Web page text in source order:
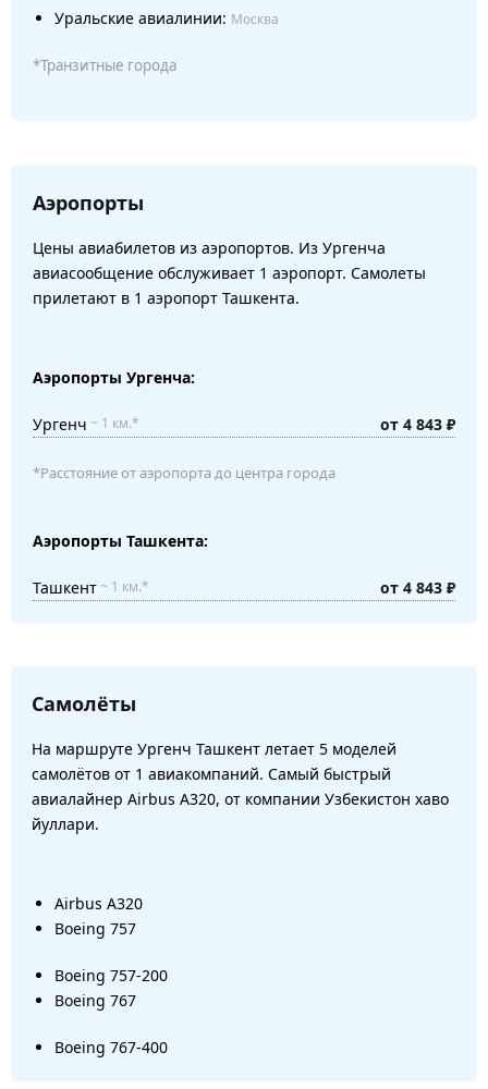
Уральские авиалинии: Москва
*Транзитные города
Аэропорты
Цены авиабилетов из аэропортов. Из Ургенча
авиасообщение обслуживает 1 аэропорт. Самолеты
прилетают в 1 аэропорт Ташкента.
Аэропорты Ургенча:
Ургенч ~ 1 км.* от 4 843 ₽
*Расстояние от аэропорта до центра города
Аэропорты Ташкента:
Ташкент~ 1 км.* от 4 843 ₽
Самолёты
На маршруте Ургенч Ташкент летает 5 моделей
самолётов от 1 авиакомпаний. Самый быстрый
авиалайнер Airbus A320, от компании Узбекистон хаво
йуллари.
Airbus A320
Boeing 757
Boeing 757-200
Boeing 767
Boeing 767-400